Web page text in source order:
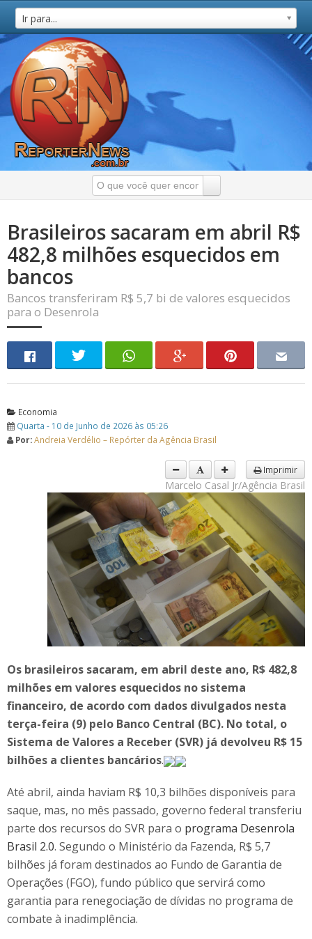
Ir para...
Brasileiros sacaram em abril R$
482,8 milhões esquecidos em
bancos
Bancos transferiram R$ 5,7 bi de valores esquecidos
para o Desenrola
Economia
Quarta - 10 de Junho de 2026 às 05:26
Por:Andreia Verdélio – Repórter da Agência Brasil
Imprimir
Marcelo Casal Jr/Agência Brasil
Os brasileiros sacaram, em abril deste ano, R$ 482,8
milhões em valores esquecidos no sistema
financeiro, de acordo com dados divulgados nesta
terça-feira (9) pelo Banco Central (BC). No total, o
Sistema de Valores a Receber (SVR) já devolveu R$ 15
bilhões a clientes bancários.
Até abril, ainda haviam R$ 10,3 bilhões disponíveis para
saque, mas, no mês passado, governo federal transferiu
parte dos recursos do SVR para o programa Desenrola
Brasil 2.0. Segundo o Ministério da Fazenda, R$ 5,7
bilhões já foram destinados ao Fundo de Garantia de
Operações (FGO), fundo público que servirá como
garantia para renegociação de dívidas no programa de
combate à inadimplência.